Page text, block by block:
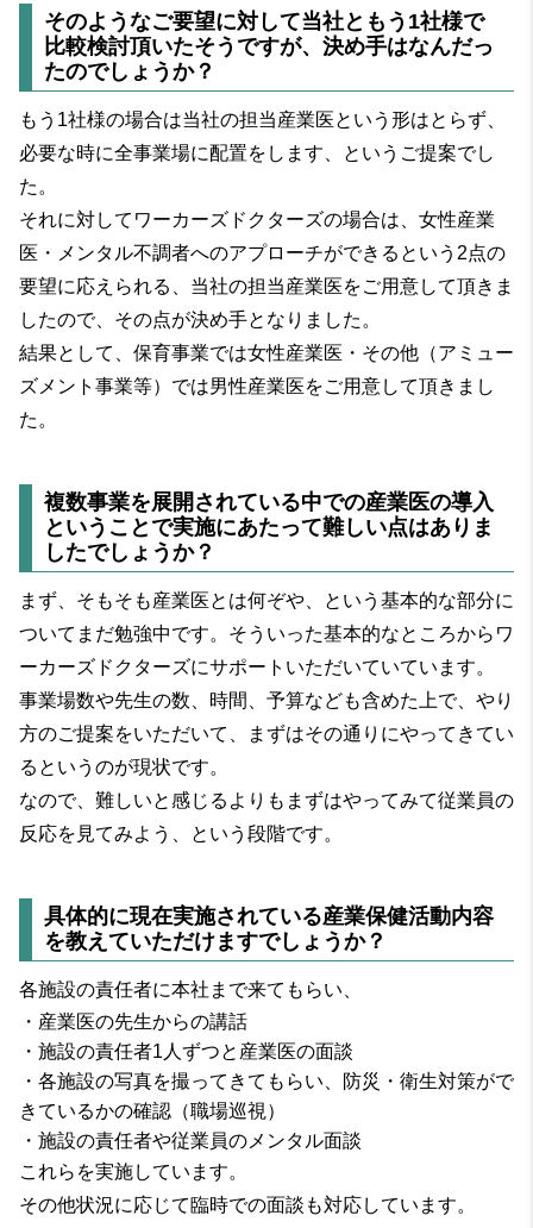
そのようなご要望に対して当社ともう1社様で
比較検討頂いたそうですが、決め手はなんだっ
たのでしょうか？
もう1社様の場合は当社の担当産業医という形はとらず、
必要な時に全事業場に配置をします、というご提案でし
た。
それに対してワーカーズドクターズの場合は、女性産業
医・メンタル不調者へのアプローチができるという2点の
要望に応えられる、当社の担当産業医をご用意して頂きま
したので、その点が決め手となりました。
結果として、保育事業では女性産業医・その他（アミュー
ズメント事業等）では男性産業医をご用意して頂きまし
た。
複数事業を展開されている中での産業医の導入
ということで実施にあたって難しい点はありま
したでしょうか？
まず、そもそも産業医とは何ぞや、という基本的な部分に
ついてまだ勉強中です。そういった基本的なところからワ
ーカーズドクターズにサポートいただいていています。
事業場数や先生の数、時間、予算なども含めた上で、やり
方のご提案をいただいて、まずはその通りにやってきてい
るというのが現状です。
なので、難しいと感じるよりもまずはやってみて従業員の
反応を見てみよう、という段階です。
具体的に現在実施されている産業保健活動内容
を教えていただけますでしょうか？
各施設の責任者に本社まで来てもらい、
・産業医の先生からの講話
・施設の責任者1人ずつと産業医の面談
・各施設の写真を撮ってきてもらい、防災・衛生対策がで
きているかの確認（職場巡視）
・施設の責任者や従業員のメンタル面談
これらを実施しています。
その他状況に応じて臨時での面談も対応しています。